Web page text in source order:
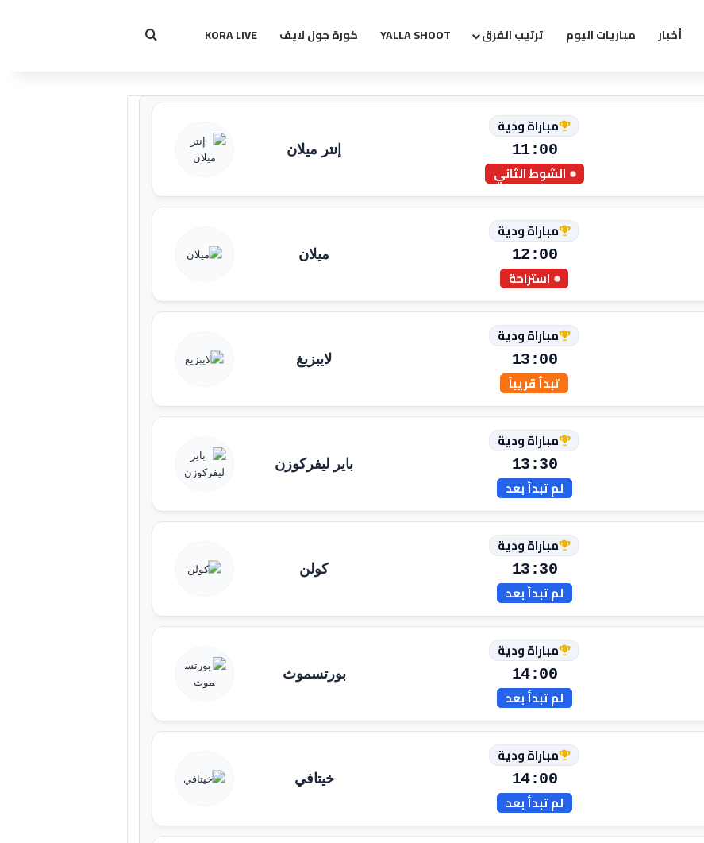
أخبار مباريات اليوم ترتيب الفرق YALLA SHOOT كورة جول لايف KORA LIVE بحث عن
مباراة ودية
11:00
الشوط الثاني
إنتر ميلان
مباراة ودية
12:00
استراحة
ميلان
مباراة ودية
13:00
تبدأ قريباً
لايبزيغ
مباراة ودية
13:30
لم تبدأ بعد
باير ليفركوزن
مباراة ودية
13:30
لم تبدأ بعد
كولن
مباراة ودية
14:00
لم تبدأ بعد
بورتسموث
مباراة ودية
14:00
لم تبدأ بعد
خيتافي